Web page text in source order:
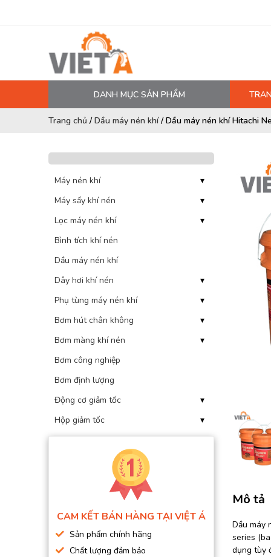
DANH MỤC SẢN PHẨM
MÁY NÉN KHÍ
DẦU MÁY NÉN KHÍ
DÂY HƠI, ỐNG HƠI
MÁY SẤY KHÍ
BÌNH CHỨA KHÍ NÉN
BƠM MÀNG KHÍ NÉN
BƠM HÚT CHÂN KHÔNG
BƠM ĐỊNH LƯỢNG
MOTOR, HỘP GIẢM TỐC
MÁY TẠO KHÍ NITO
Trang chủ /Dầu máy nén khí/Dầu máy nén khí Hitachi
Máy nén khí
▾
Máy sấy khí nén
▾
Lọc máy nén khí
▾
Bình tích khí nén
Dầu máy nén khí
Dây hơi khí nén
▾
Phụ tùng máy nén khí
▾
Bơm hút chân không
▾
Bơm màng khí nén
▾
Bơm công nghiệp
Bơm định lượng
Động cơ giảm tốc
▾
Hộp giảm tốc
▾
CAM KẾT BÁN HÀNG TẠI VIỆT Á
Sản phẩm chính hãng
Chất lượng đảm bảo
Mô tả
Dầu máy
series
dụng tùy